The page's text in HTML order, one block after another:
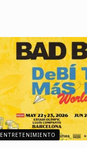
ENTRETENIMIENTO